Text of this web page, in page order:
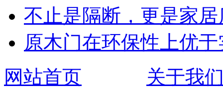
不止是隔断，更是家
原木门在环保性上优
网站首页
关于我